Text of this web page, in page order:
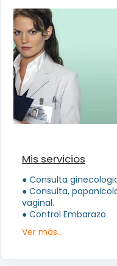
Mis servicios
● Consulta
● Consulta,
vaginal.
● Control Embarazo
Ver más...